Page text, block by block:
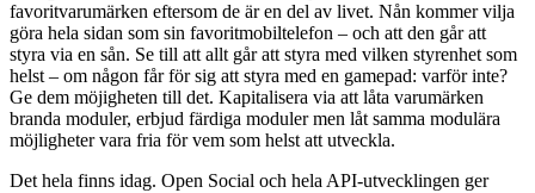
favoritvarumärken eftersom de är en del av livet. Nån kommer vilja
göra hela sidan som sin favoritmobiltelefon – och att den går att
styra via en sån. Se till att allt går att styra med vilken styrenhet som
helst – om någon får för sig att styra med en gamepad: varför inte?
Ge dem möjigheten till det. Kapitalisera via att låta varumärken
branda moduler, erbjud färdiga moduler men låt samma modulära
möjligheter vara fria för vem som helst att utveckla.
Det hela finns idag. Open Social och hela API-utvecklingen ger